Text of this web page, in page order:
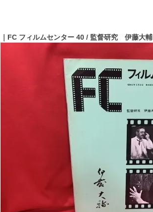
｜FC フィルムセンター 40 / 監督研究 伊藤大輔